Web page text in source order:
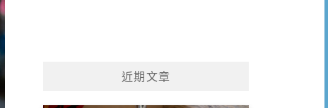
近期文章